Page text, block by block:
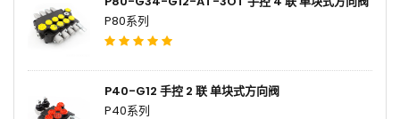
P80系列
P40-G12 手控 2 联 单块式方向阀
P40系列